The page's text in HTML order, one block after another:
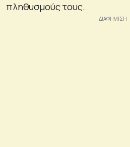
πληθυσμούς τους.